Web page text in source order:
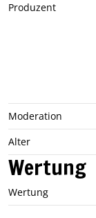
Produzent
Moderation
Alter
Wertung
Wertung